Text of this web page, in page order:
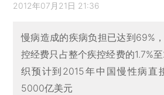
2012年07月21日 21:36
慢病造成的疾病负担已达到69%
控经费只占整个疾控经费的1.7%
织预计到2015年中国慢性病直
5000亿美元